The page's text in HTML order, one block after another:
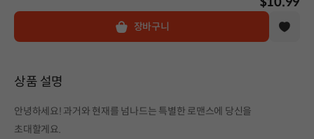
장바구니
상품 설명
안녕하세요! 과거와 현재를 넘나드는 특별한 로맨스에 당신을
초대할게요.